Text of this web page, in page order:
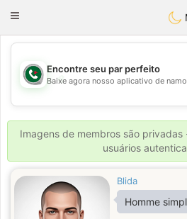
Toggle
💖
💕
Encontre seu par perfeito
Baixe agora nosso aplicativo de
Imagens de membros são
usuários
Blida
Homme